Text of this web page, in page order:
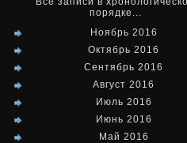
порядке...
Ноябрь 2016
Октябрь 2016
Сентябрь 2016
Август 2016
Июль 2016
Июнь 2016
Май 2016